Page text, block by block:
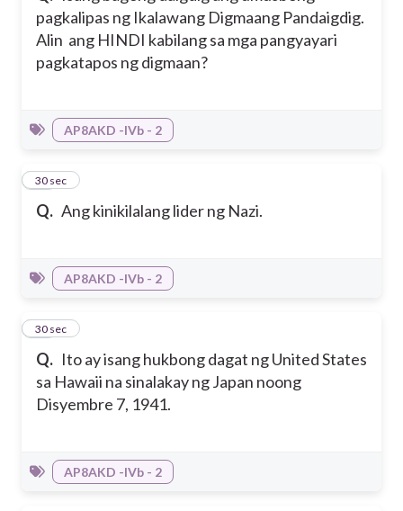
pagkalipas ng Ikalawang Digmaang Pandaigdig.
Alin ang HINDI kabilang sa mga pangyayari
pagkatapos ng digmaan?
AP8AKD -IVb - 2
Q. Ang kinikilalang lider ng Nazi.
11
30 sec
AP8AKD -IVb - 2
Q. Ito ay isang hukbong dagat ng United States
sa Hawaii na sinalakay ng Japan noong
Disyembre 7, 1941.
12
30 sec
AP8AKD -IVb - 2